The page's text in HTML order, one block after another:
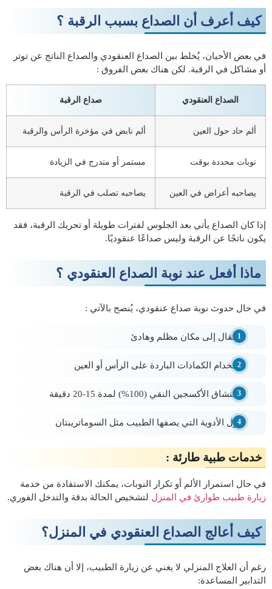
كيف أعرف أن الصداع بسبب الرقبة ؟
في بعض الأحيان، يُخلط بين الصداع العنقودي والصداع الناتج عن توتر
أو مشاكل في الرقبة. لكن هناك بعض الفروق :
الصداع العنقودي صداع الرقبة
ألم حاد حول العين ألم نابض في مؤخرة الرأس والرقبة
نوبات محددة بوقت مستمر أو متدرج في الزيادة
يصاحبه أعراض في العين يصاحبه تصلب في الرقبة
إذا كان الصداع يأتي بعد الجلوس لفترات طويلة أو تحريك الرقبة، فقد
يكون ناتجًا عن الرقبة وليس صداعًا عنقوديًا.
ماذا أفعل عند نوبة الصداع العنقودي ؟
في حال حدوث نوبة صداع عنقودي، يُنصح بالآتي :
الانتقال إلى مكان مظلم وهادئ
استخدام الكمادات الباردة على الرأس أو العين
استنشاق الأكسجين النقي (100%) لمدة 15-20 دقيقة
تناول الأدوية التي يصفها الطبيب مثل السوماتريبتان
خدمات طبية طارئة :
في حال استمرار الألم أو تكرار النوبات، يمكنك الاستفادة من خدمة
زيارة طبيب طوارئ في المنزل لتشخيص الحالة بدقة والتدخل الفوري.
كيف أعالج الصداع العنقودي في المنزل؟
رغم أن العلاج المنزلي لا يغني عن زيارة الطبيب، إلا أن هناك بعض
التدابير المساعدة: